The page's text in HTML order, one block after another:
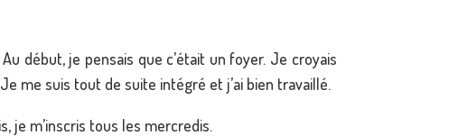
Au début, je pensais que c’était un foyer. Je croyais
me suis tout de suite intégré et j’ai bien travaillé.
je m’inscris tous les mercredis.